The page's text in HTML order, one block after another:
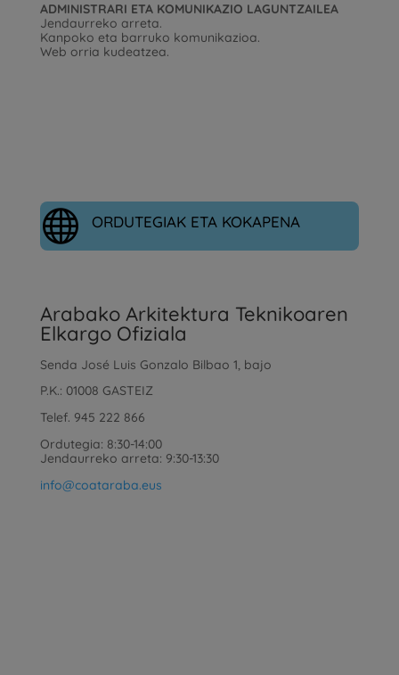
ADMINISTRARI ETA KOMUNIKAZIO LAGUNTZAILEA
Jendaurreko arreta.
Kanpoko eta barruko komunikazioa.
Web orria kudeatzea.
 ORDUTEGIAK ETA KOKAPENA
Arabako Arkitektura Teknikoaren
Elkargo Ofiziala
Senda José Luis Gonzalo Bilbao 1, bajo
P.K.: 01008 GASTEIZ
Telef. 945 222 866
Ordutegia: 8:30-14:00
Jendaurreko arreta: 9:30-13:30
info@coataraba.eus